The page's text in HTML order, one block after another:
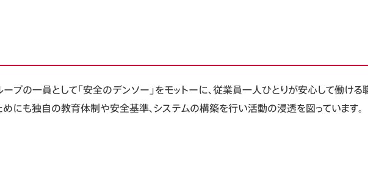
プの一員として「安全のデンソー」をモットーに、従業員一人ひとりが安心して働け
にも独自の教育体制や安全基準、システムの構築を行い活動の浸透を図っています。